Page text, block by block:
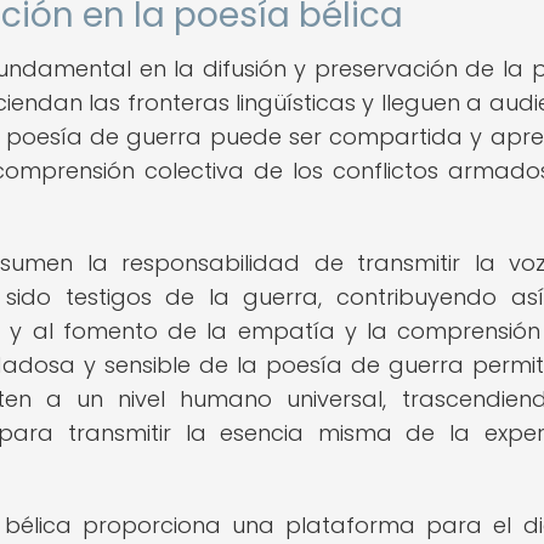
en la poesía bélica
en la difusión y preservación de la
las fronteras lingüísticas y lleguen a
de guerra puede ser compartida y
colectiva de los conflictos
la responsabilidad de transmitir la
testigos de la guerra, contribuyendo
y al fomento de la empatía y la
y sensible de la poesía de guerra
a un nivel humano universal,
transmitir la esencia misma de la
proporciona una plataforma para el